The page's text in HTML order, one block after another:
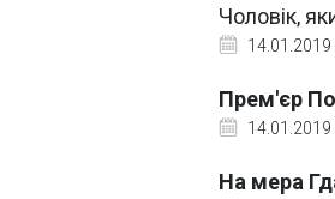
Чоловік,
14.01.2019
Прем'єр
14.01.2019
На мера